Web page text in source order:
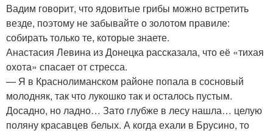
Вадим говорит, что ядовитые грибы можно встретить
везде, поэтому не забывайте о золотом правиле:
собирать только те, которые знаете.
Анастасия Левина из Донецка рассказала, что её «тихая
охота» спасает от стресса.
— Я в Краснолиманском районе попала в сосновый
молодняк, так что лукошко так и осталось пустым.
Досадно, но ладно… Зато глубже в лесу нашла… целую
поляну красавцев белых. А когда ехали в Брусино, то